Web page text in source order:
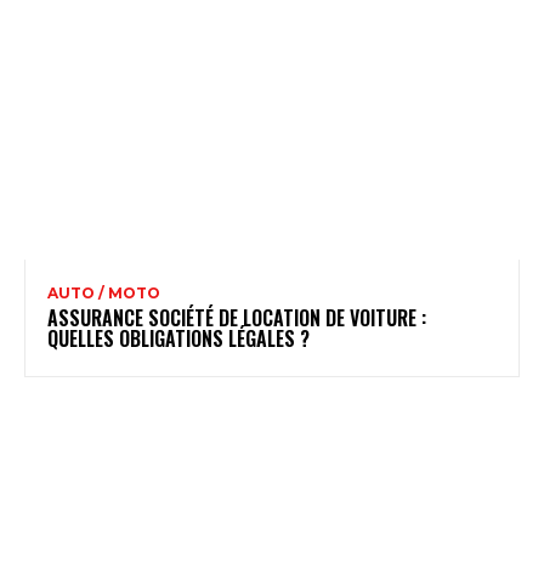
AUTO / MOTO
ASSURANCE SOCIÉTÉ DE LOCATION DE VOITURE :
QUELLES OBLIGATIONS LÉGALES ?